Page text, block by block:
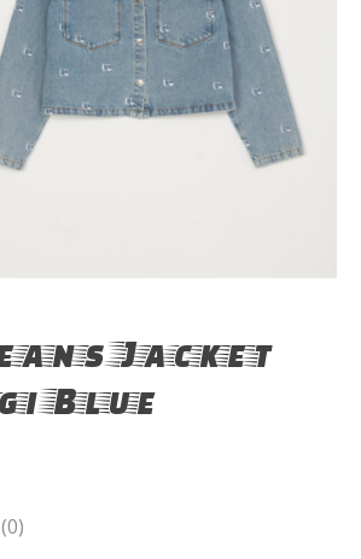
Jacket
Blue
dit product is
(0)